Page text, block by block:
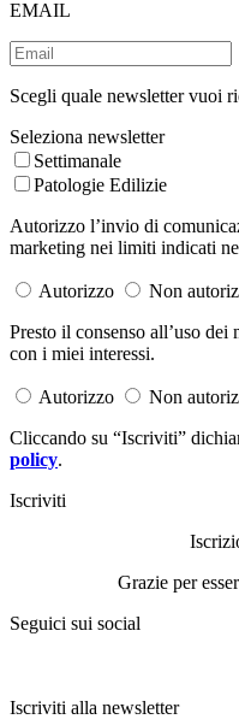
EMAIL
Scegli quale newsletter vuoi
Seleziona newsletter
Settimanale
Patologie Edilizie
Autorizzo l’invio di
marketing nei limiti indicati
Autorizzo
Non
Presto il consenso all’uso
con i miei interessi.
Autorizzo
Non
Cliccando su “Iscriviti”
policy.
Iscriviti
Grazie per
Seguici sui social
Iscriviti alla newsletter